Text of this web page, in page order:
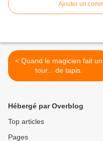
Ajouter un
< Quand le magicien fait un
tour... de tapis.
Hébergé par Overblog
Top articles
Pages